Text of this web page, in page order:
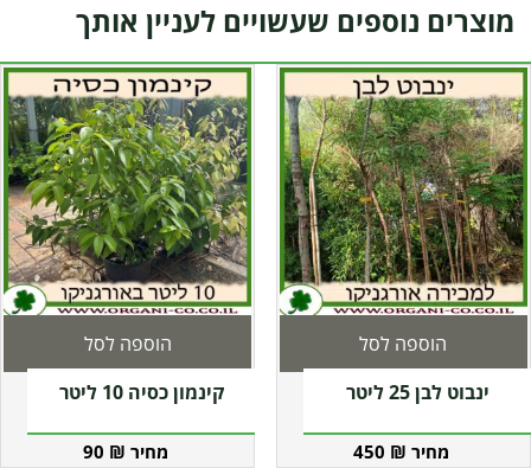
מוצרים נוספים שעשויים לעניין אותך
ינבוט לבן 25 ליטר
450 ₪
הוספה לסל
קינמון כסיה 10 ליטר
90 ₪
הוספה לסל